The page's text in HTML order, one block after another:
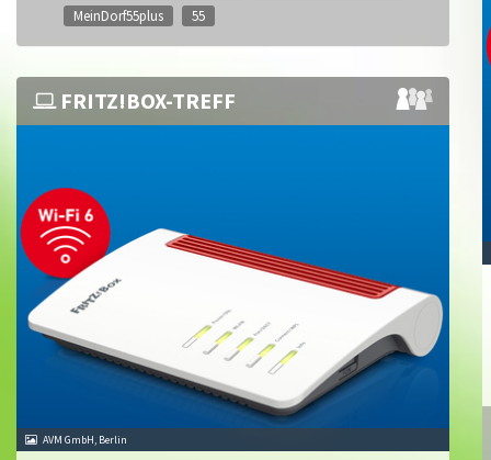
MeinDorf55plus
55
FRITZ!BOX-TREFF
AVM GmbH, Berlin